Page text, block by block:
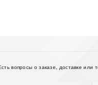
вопросы о заказе, доставке или